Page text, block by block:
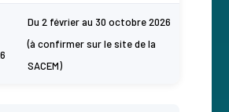
Du 2 février au 30 octobre 2026
(à confirmer sur le site de la
SACEM)